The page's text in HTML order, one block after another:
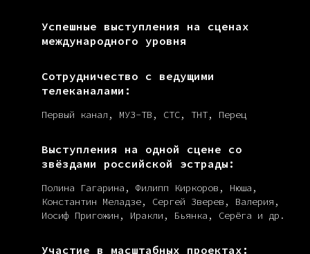
Успешные выступления на сценах
международного уровня
Сотрудничество с ведущими
телеканалами:
Первый канал, МУЗ-ТВ, СТС, ТНТ, Перец
Выступления на одной сцене со
звёздами российской эстрады:
Полина Гагарина, Филипп Киркоров, Нюша,
Константин Меладзе, Сергей Зверев, Валерия,
Иосиф Пригожин, Иракли, Бьянка, Серёга и др.
Участие в масштабных проектах: